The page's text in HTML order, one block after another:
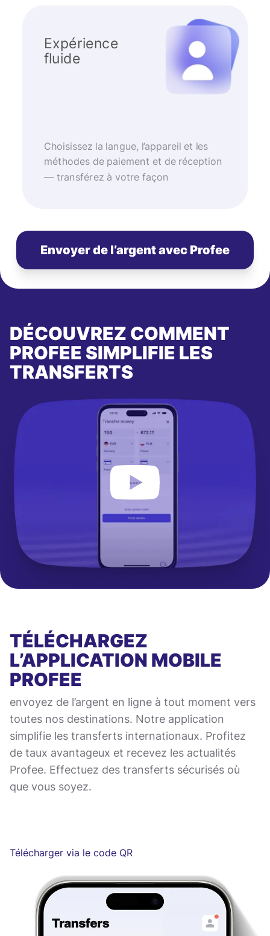
Expérience
fluide
Choisissez la langue, l’appareil et les
méthodes de paiement et de réception
— transférez à votre façon
Envoyer de l’argent avec Profee
DÉCOUVREZ COMMENT
PROFEE SIMPLIFIE LES
TRANSFERTS
TÉLÉCHARGEZ
L’APPLICATION MOBILE
PROFEE
envoyez de l’argent en ligne à tout moment vers
toutes nos destinations. Notre application
simplifie les transferts internationaux. Profitez
de taux avantageux et recevez les actualités
Profee. Effectuez des transferts sécurisés où
que vous soyez.
Télécharger via le code QR